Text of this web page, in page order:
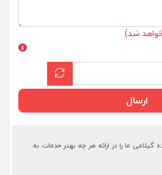
شد)
ارسال
ما را در ارائه هر چه بهتر خدمات به